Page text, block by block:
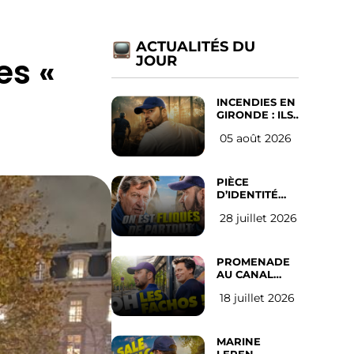
«
ACTUALITÉS DU
JOUR
INCENDIES EN
GIRONDE : ILS
D’ABANDONNER
05 août 2026
PIÈCE
D’IDENTITÉ
SUR LES
l’avis des
Français
28 juillet 2026
PROMENADE
AU CANAL
(les gauchistes
18 juillet 2026
MARINE